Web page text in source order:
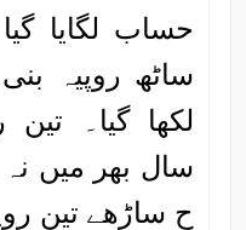
حساب لگایا
ساٹھ روپیہ
لکھا گیا۔
سال بھر میں
ح ساڑھے تین